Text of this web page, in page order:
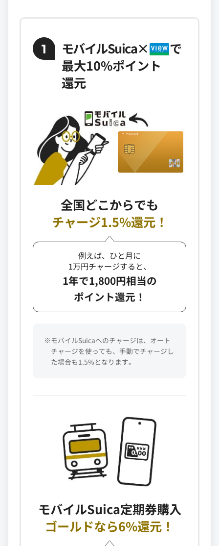
1 モバイルSuica×
で
最大10%ポイント
還元
全国どこからでも
チャージ1.5%還元！
例えば、ひと月に
1万円チャージすると、
1年で1,800円相当の
ポイント還元！
※モバイルSuicaへのチャージは、オート
チャージを使っても、手動でチャージし
た場合も1.5%となります。
モバイルSuica定期券購入
ゴールドなら6%還元！